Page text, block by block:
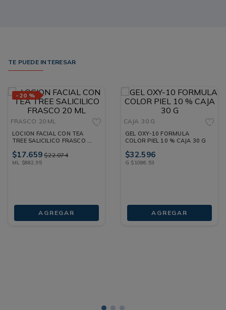
TE PUEDE INTERESAR
- 20 %
FRASCO 20 ML
LOCION FACIAL CON TEA
TREE SALICILICO FRASCO 20
$17.659 $22.074
ML $882,95
AGREGAR
CAJA 30 G
GEL OXY-10 FORMULA
COLOR PIEL 10 % CAJA 30 G
$32.596
G $1086, 53
AGREGAR